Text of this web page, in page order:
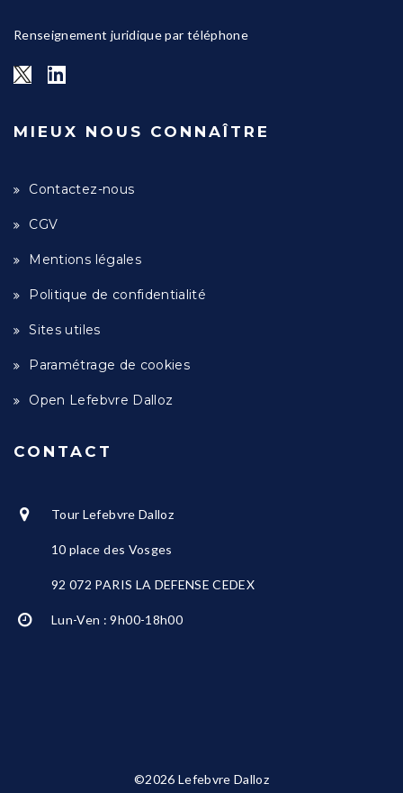
Renseignement juridique par téléphone
MIEUX NOUS CONNAÎTRE
Contactez-nous
CGV
Mentions légales
Politique de confidentialité
Sites utiles
Paramétrage de cookies
Open Lefebvre Dalloz
CONTACT
Tour Lefebvre Dalloz
10 place des Vosges
92 072 PARIS LA DEFENSE CEDEX
Lun-Ven : 9h00-18h00
©2026 Lefebvre Dalloz